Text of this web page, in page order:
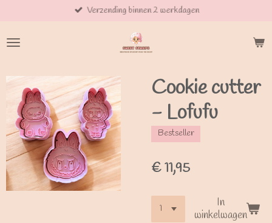
naar
de
Verzending binnen 2 werkdagen
Cookie cutter
- Lofufu
Bestseller
€ 11,95
In
winkelwagen